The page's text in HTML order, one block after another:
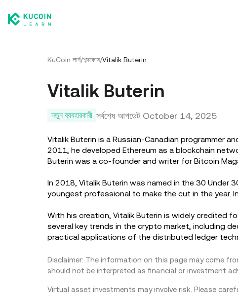
KuCoin লার্ন/শব্দকোষ/Vitalik Buterin
Vitalik Buterin
নতুন ব্যবহারকারী সর্বশেষ আপডেট October 14, 2025
Vitalik Buterin is a Russian-Canadian programmer
2011, he developed Ethereum as a blockchain
Buterin was a co-founder and writer for Bitcoin
In 2018, Vitalik Buterin was named in the 30 Under
youngest professional to make the cut in the year.
With his creation, Vitalik Buterin is widely credited
several key trends in the crypto market, including
practical applications of the distributed ledger
Disclaimer: The information on this page may come
should not be interpreted as financial or investment
Virtual asset investments may involve risk. Please